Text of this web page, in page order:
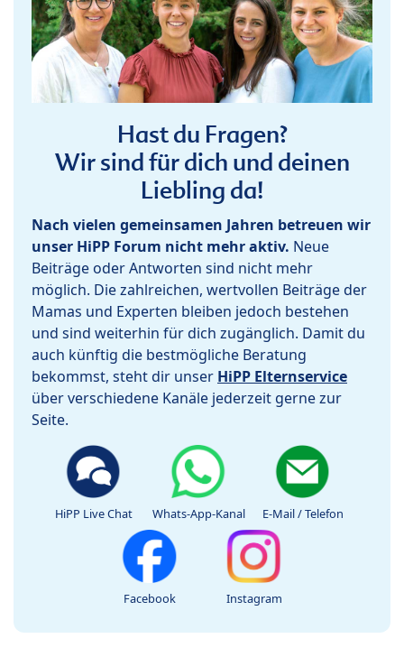
Hast du Fragen?
Wir sind für dich und deinen
Liebling da!
Nach vielen gemeinsamen Jahren betreuen wir
unser HiPP Forum nicht mehr aktiv. Neue
Beiträge oder Antworten sind nicht mehr
möglich. Die zahlreichen, wertvollen Beiträge der
Mamas und Experten bleiben jedoch bestehen
und sind weiterhin für dich zugänglich. Damit du
auch künftig die bestmögliche Beratung
bekommst, steht dir unser HiPP Elternservice
über verschiedene Kanäle jederzeit gerne zur
Seite.
HiPP Live Chat Whats-App-Kanal E-Mail / Telefon
Facebook Instagram